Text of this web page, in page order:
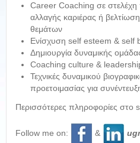
Career Coaching σε στελέχη
αλλαγής καριέρας ή
θεμάτων
Ενίσχυση self esteem & self
Δημιουργία δυναμικής
Coaching culture &
Τεχνικές δυναμικού
προετοιμασίας για
Περισσότερες πληροφορίες στο
Follow me on: &